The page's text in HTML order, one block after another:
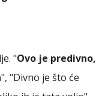
"Ovo je predivno,
", "Divno je što će